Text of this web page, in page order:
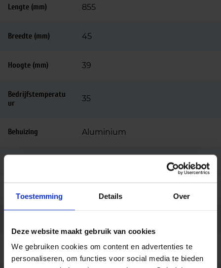
Toestemming Details Over
Deze website maakt gebruik van cookies
We gebruiken cookies om content en advertenties te
personaliseren, om functies voor social media te bieden
Lengte (mm) 855
Breedte (mm) 45
Hoogte (mm) 39
Bedrijfstemperatu
ur
35
Behuizing Aluminium
Merk Light4u